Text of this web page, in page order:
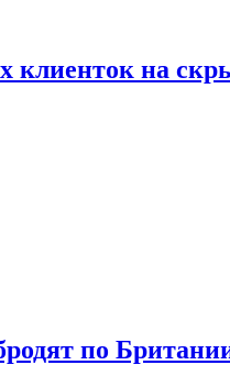
клиенток на
по